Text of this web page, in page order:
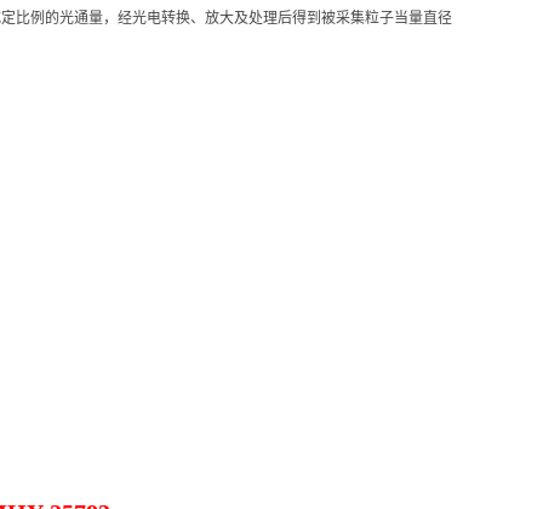
定 比例的光通量，经光电转换、放大及处理后得到被采集粒子当量直径